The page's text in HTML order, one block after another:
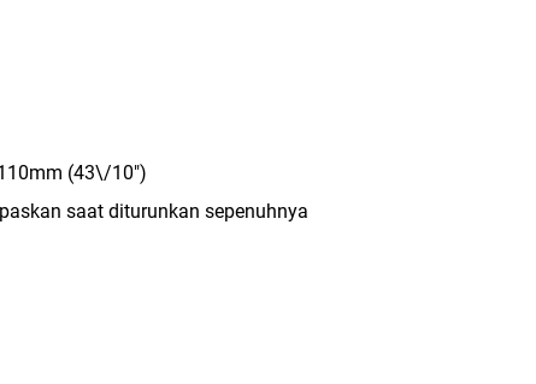
(43\/10")
saat diturunkan sepenuhnya